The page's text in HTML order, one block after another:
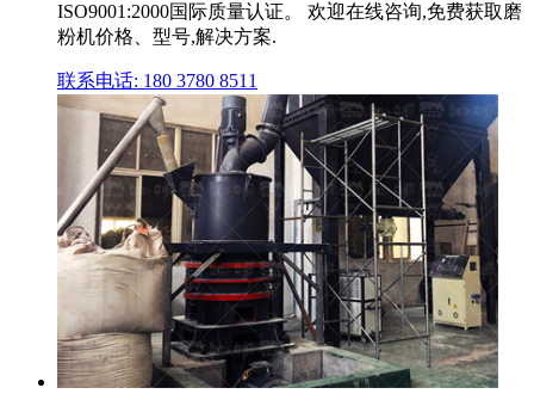
ISO9001:2000国际质量认证。 欢迎在线咨询,免费获取磨
粉机价格、型号,解决方案.
联系电话: 180 3780 8511